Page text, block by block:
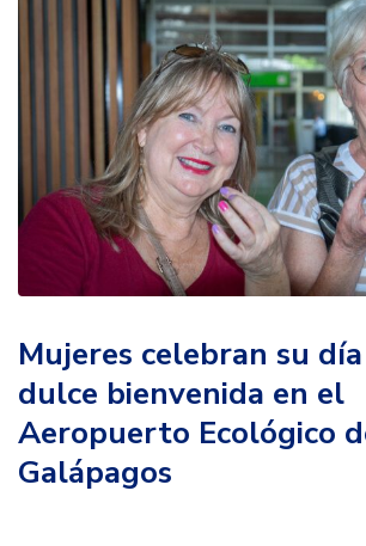
Mujeres celebran su
dulce bienvenida en el
Aeropuerto Ecológico
Galápagos